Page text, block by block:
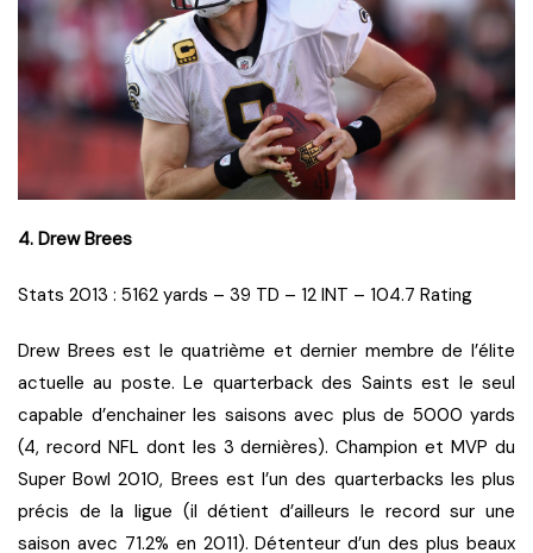
4. Drew Brees
Stats 2013 : 5162 yards – 39 TD – 12 INT – 104.7 Rating
Drew Brees est le quatrième et dernier membre de l’élite
actuelle au poste. Le quarterback des Saints est le seul
capable d’enchainer les saisons avec plus de 5000 yards
(4, record NFL dont les 3 dernières). Champion et MVP du
Super Bowl 2010, Brees est l’un des quarterbacks les plus
précis de la ligue (il détient d’ailleurs le record sur une
saison avec 71.2% en 2011). Détenteur d’un des plus beaux